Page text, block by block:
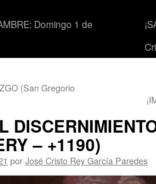
Domingo 1 de
(San Gregorio
– +1190)
porJosé Cristo Rey García Paredes